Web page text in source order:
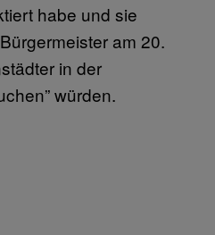
habe und sie
am 20.
in der
würden.